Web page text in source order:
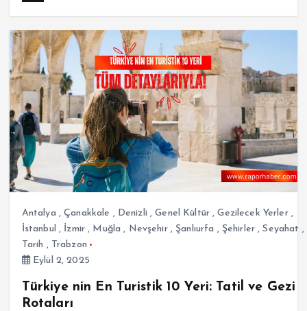
Antalya ,Çanakkale , Denizli ,Genel Kültür,Gezilecek Yerler,
İstanbul , İzmir, Muğla , Nevşehir, Şanlıurfa , Şehirler ,Seyahat ,
Tarih , Trabzon
Eylül 2, 2025
Türkiye nin En Turistik 10 Yeri: Tatil ve Gezi
Rotaları